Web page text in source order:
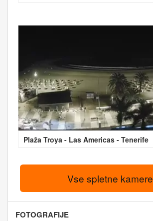
Plaža Troya - Las Americas - Tenerife
Vse spletne kamere
FOTOGRAFIJE